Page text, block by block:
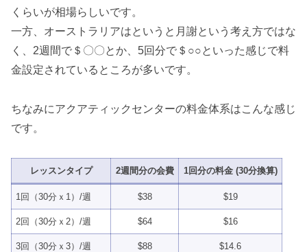
くらいが相場らしいです。
一方、オーストラリアはというと月謝という考え方ではな
く、2週間で＄〇〇とか、5回分で＄○○といった感じで料
金設定されているところが多いです。
ちなみにアクアティックセンターの料金体系はこんな感じ
です。
レッスンタイプ 2週間分の会費 1回分の料金 (30分換算)
1回（30分ｘ1）/週 $38 $19
2回（30分ｘ2）/週 $64 $16
3回（30分ｘ3）/週 $88 $14.6